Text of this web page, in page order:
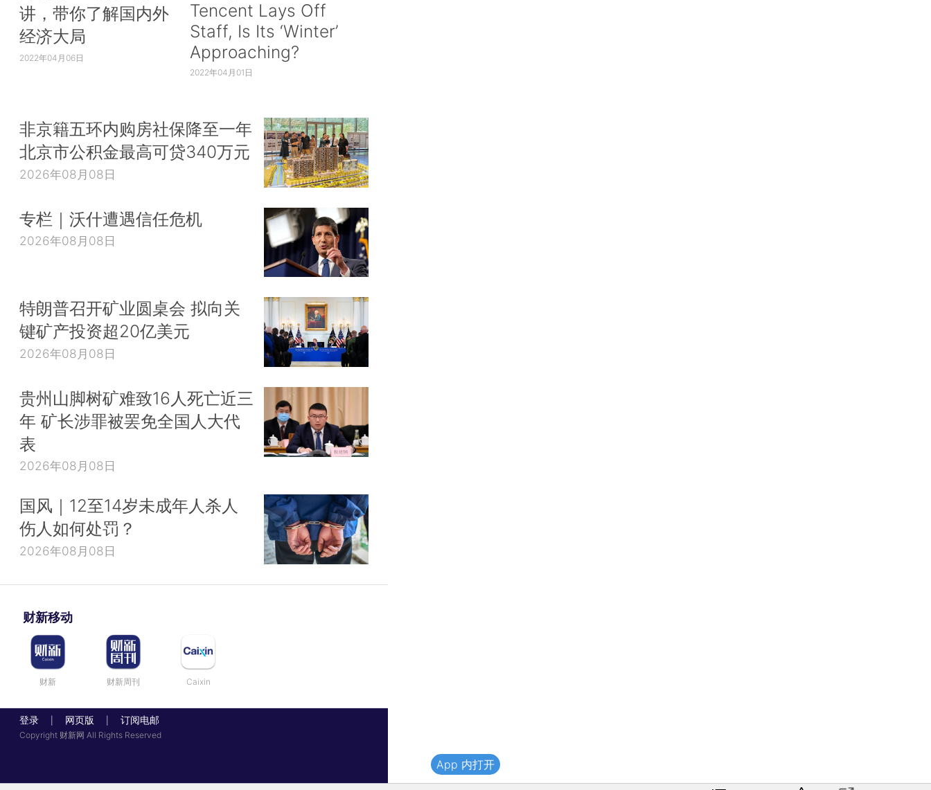
讲，带你了解国内外
经济大局
2022年04月06日
Tencent Lays Off
Staff, Is Its ‘Winter’
Approaching?
2022年04月01日
非京籍五环内购房社保降至一年
北京市公积金最高可贷340万元
2026年08月08日
专栏｜沃什遭遇信任危机
2026年08月08日
特朗普召开矿业圆桌会 拟向关
键矿产投资超20亿美元
2026年08月08日
贵州山脚树矿难致16人死亡近三
年 矿长涉罪被罢免全国人大代
表
2026年08月08日
国风｜12至14岁未成年人杀人
伤人如何处罚？
2026年08月08日
财新移动
财新 财新周刊 Caixin
登录 网页版 订阅电邮
Copyright 财新网 All Rights Reserved
App 内打开